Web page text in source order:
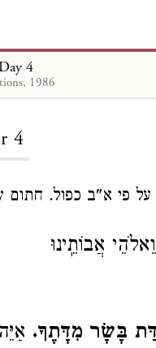
4
1986
4
על פי א"ב כפול.
אֲבוֹתֵֽינוּ
בָּשָׂר מִדָּתֶךָ.